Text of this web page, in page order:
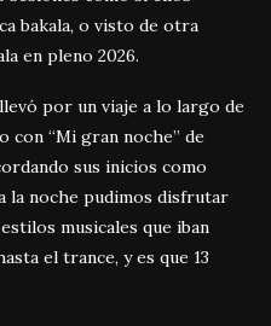
bakala, o visto de otra
en pleno 2026.
por un viaje a lo largo de
con “Mi gran noche” de
sus inicios como
la noche pudimos disfrutar
musicales que iban
el trance, y es que 13